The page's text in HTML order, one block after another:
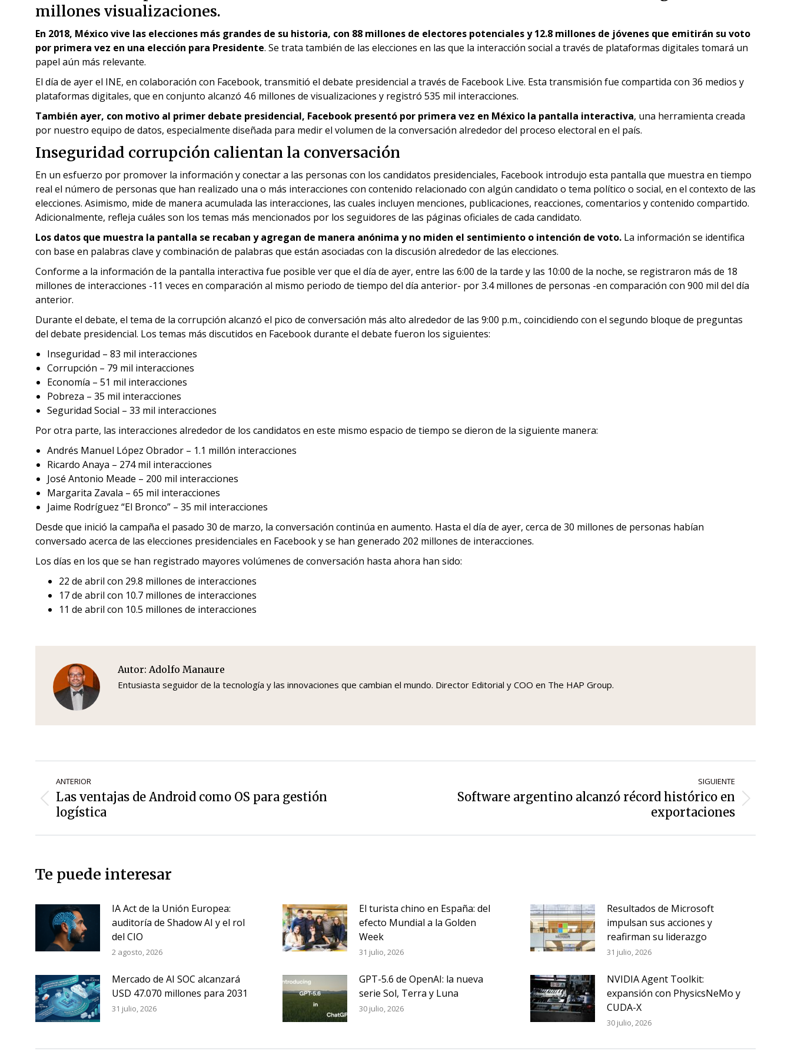
millones visualizaciones.
En 2018, México vive las elecciones más grandes de su historia, con 88 millones de electores potenciales y 12.8 millones de jóvenes que emitirán su voto
por primera vez en una elección para Presidente. Se trata también de las elecciones en las que la interacción social a través de plataformas digitales tomará un
papel aún más relevante.
El día de ayer el INE, en colaboración con Facebook, transmitió el debate presidencial a través de Facebook Live. Esta transmisión fue compartida con 36 medios y
plataformas digitales, que en conjunto alcanzó 4.6 millones de visualizaciones y registró 535 mil interacciones.
También ayer, con motivo al primer debate presidencial, Facebook presentó por primera vez en México la pantalla interactiva, una herramienta creada
por nuestro equipo de datos, especialmente diseñada para medir el volumen de la conversación alrededor del proceso electoral en el país.
Inseguridad corrupción calientan la conversación
En un esfuerzo por promover la información y conectar a las personas con los candidatos presidenciales, Facebook introdujo esta pantalla que muestra en tiempo
real el número de personas que han realizado una o más interacciones con contenido relacionado con algún candidato o tema político o social, en el contexto de las
elecciones. Asimismo, mide de manera acumulada las interacciones, las cuales incluyen menciones, publicaciones, reacciones, comentarios y contenido compartido.
Adicionalmente, refleja cuáles son los temas más mencionados por los seguidores de las páginas oficiales de cada candidato.
Los datos que muestra la pantalla se recaban y agregan de manera anónima y no miden el sentimiento o intención de voto. La información se identifica
con base en palabras clave y combinación de palabras que están asociadas con la discusión alrededor de las elecciones.
Conforme a la información de la pantalla interactiva fue posible ver que el día de ayer, entre las 6:00 de la tarde y las 10:00 de la noche, se registraron más de 18
millones de interacciones -11 veces en comparación al mismo periodo de tiempo del día anterior- por 3.4 millones de personas -en comparación con 900 mil del día
anterior.
Durante el debate, el tema de la corrupción alcanzó el pico de conversación más alto alrededor de las 9:00 p.m., coincidiendo con el segundo bloque de preguntas
del debate presidencial. Los temas más discutidos en Facebook durante el debate fueron los siguientes:
Inseguridad – 83 mil interacciones
Corrupción – 79 mil interacciones
Economía – 51 mil interacciones
Pobreza – 35 mil interacciones
Seguridad Social – 33 mil interacciones
Por otra parte, las interacciones alrededor de los candidatos en este mismo espacio de tiempo se dieron de la siguiente manera:
Andrés Manuel López Obrador – 1.1 millón interacciones
Ricardo Anaya – 274 mil interacciones
José Antonio Meade – 200 mil interacciones
Margarita Zavala – 65 mil interacciones
Jaime Rodríguez “El Bronco” – 35 mil interacciones
Desde que inició la campaña el pasado 30 de marzo, la conversación continúa en aumento. Hasta el día de ayer, cerca de 30 millones de personas habían
conversado acerca de las elecciones presidenciales en Facebook y se han generado 202 millones de interacciones.
Los días en los que se han registrado mayores volúmenes de conversación hasta ahora han sido:
22 de abril con 29.8 millones de interacciones
17 de abril con 10.7 millones de interacciones
11 de abril con 10.5 millones de interacciones
Autor: Adolfo Manaure
Entusiasta seguidor de la tecnología y las innovaciones que cambian el mundo. Director Editorial y COO en The HAP Group.
de
entradas
ANTERIOR
Entrada
anterior:
Las ventajas de Android como OS para gestión
logística
SIGUIENTE
Software argentino alcanzó récord histórico en
exportaciones
Te puede interesar
IA Act de la Unión Europea:
auditoría de Shadow AI y el rol
del CIO
2 agosto, 2026
El turista chino en España: del
efecto Mundial a la Golden
Week
31 julio, 2026
Resultados de Microsoft
impulsan sus acciones y
reafirman su liderazgo
31 julio, 2026
Mercado de AI SOC alcanzará
USD 47.070 millones para 2031
31 julio, 2026
GPT-5.6 de OpenAI: la nueva
serie Sol, Terra y Luna
30 julio, 2026
NVIDIA Agent Toolkit:
expansión con PhysicsNeMo y
CUDA-X
30 julio, 2026